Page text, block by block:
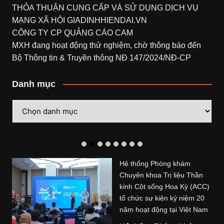
THỎA THUẬN CUNG CẤP VÀ SỬ DỤNG DỊCH VỤ
MẠNG XÃ HỘI GIADINHHIENDAI.VN
CÔNG TY CP QUẢNG CÁO CAM
MXH đang hoạt động thử nghiệm, chờ thông báo đến
Bộ Thông tin & Truyền thông NĐ 147/2024/NĐ-CP
Danh mục
mục
Hệ thống Phòng khám
Chuyên khoa Trị liệu Thần
kinh Cột sống Hoa Kỳ (ACC)
tổ chức sự kiện kỷ niệm 20
năm hoạt động tại Việt Nam